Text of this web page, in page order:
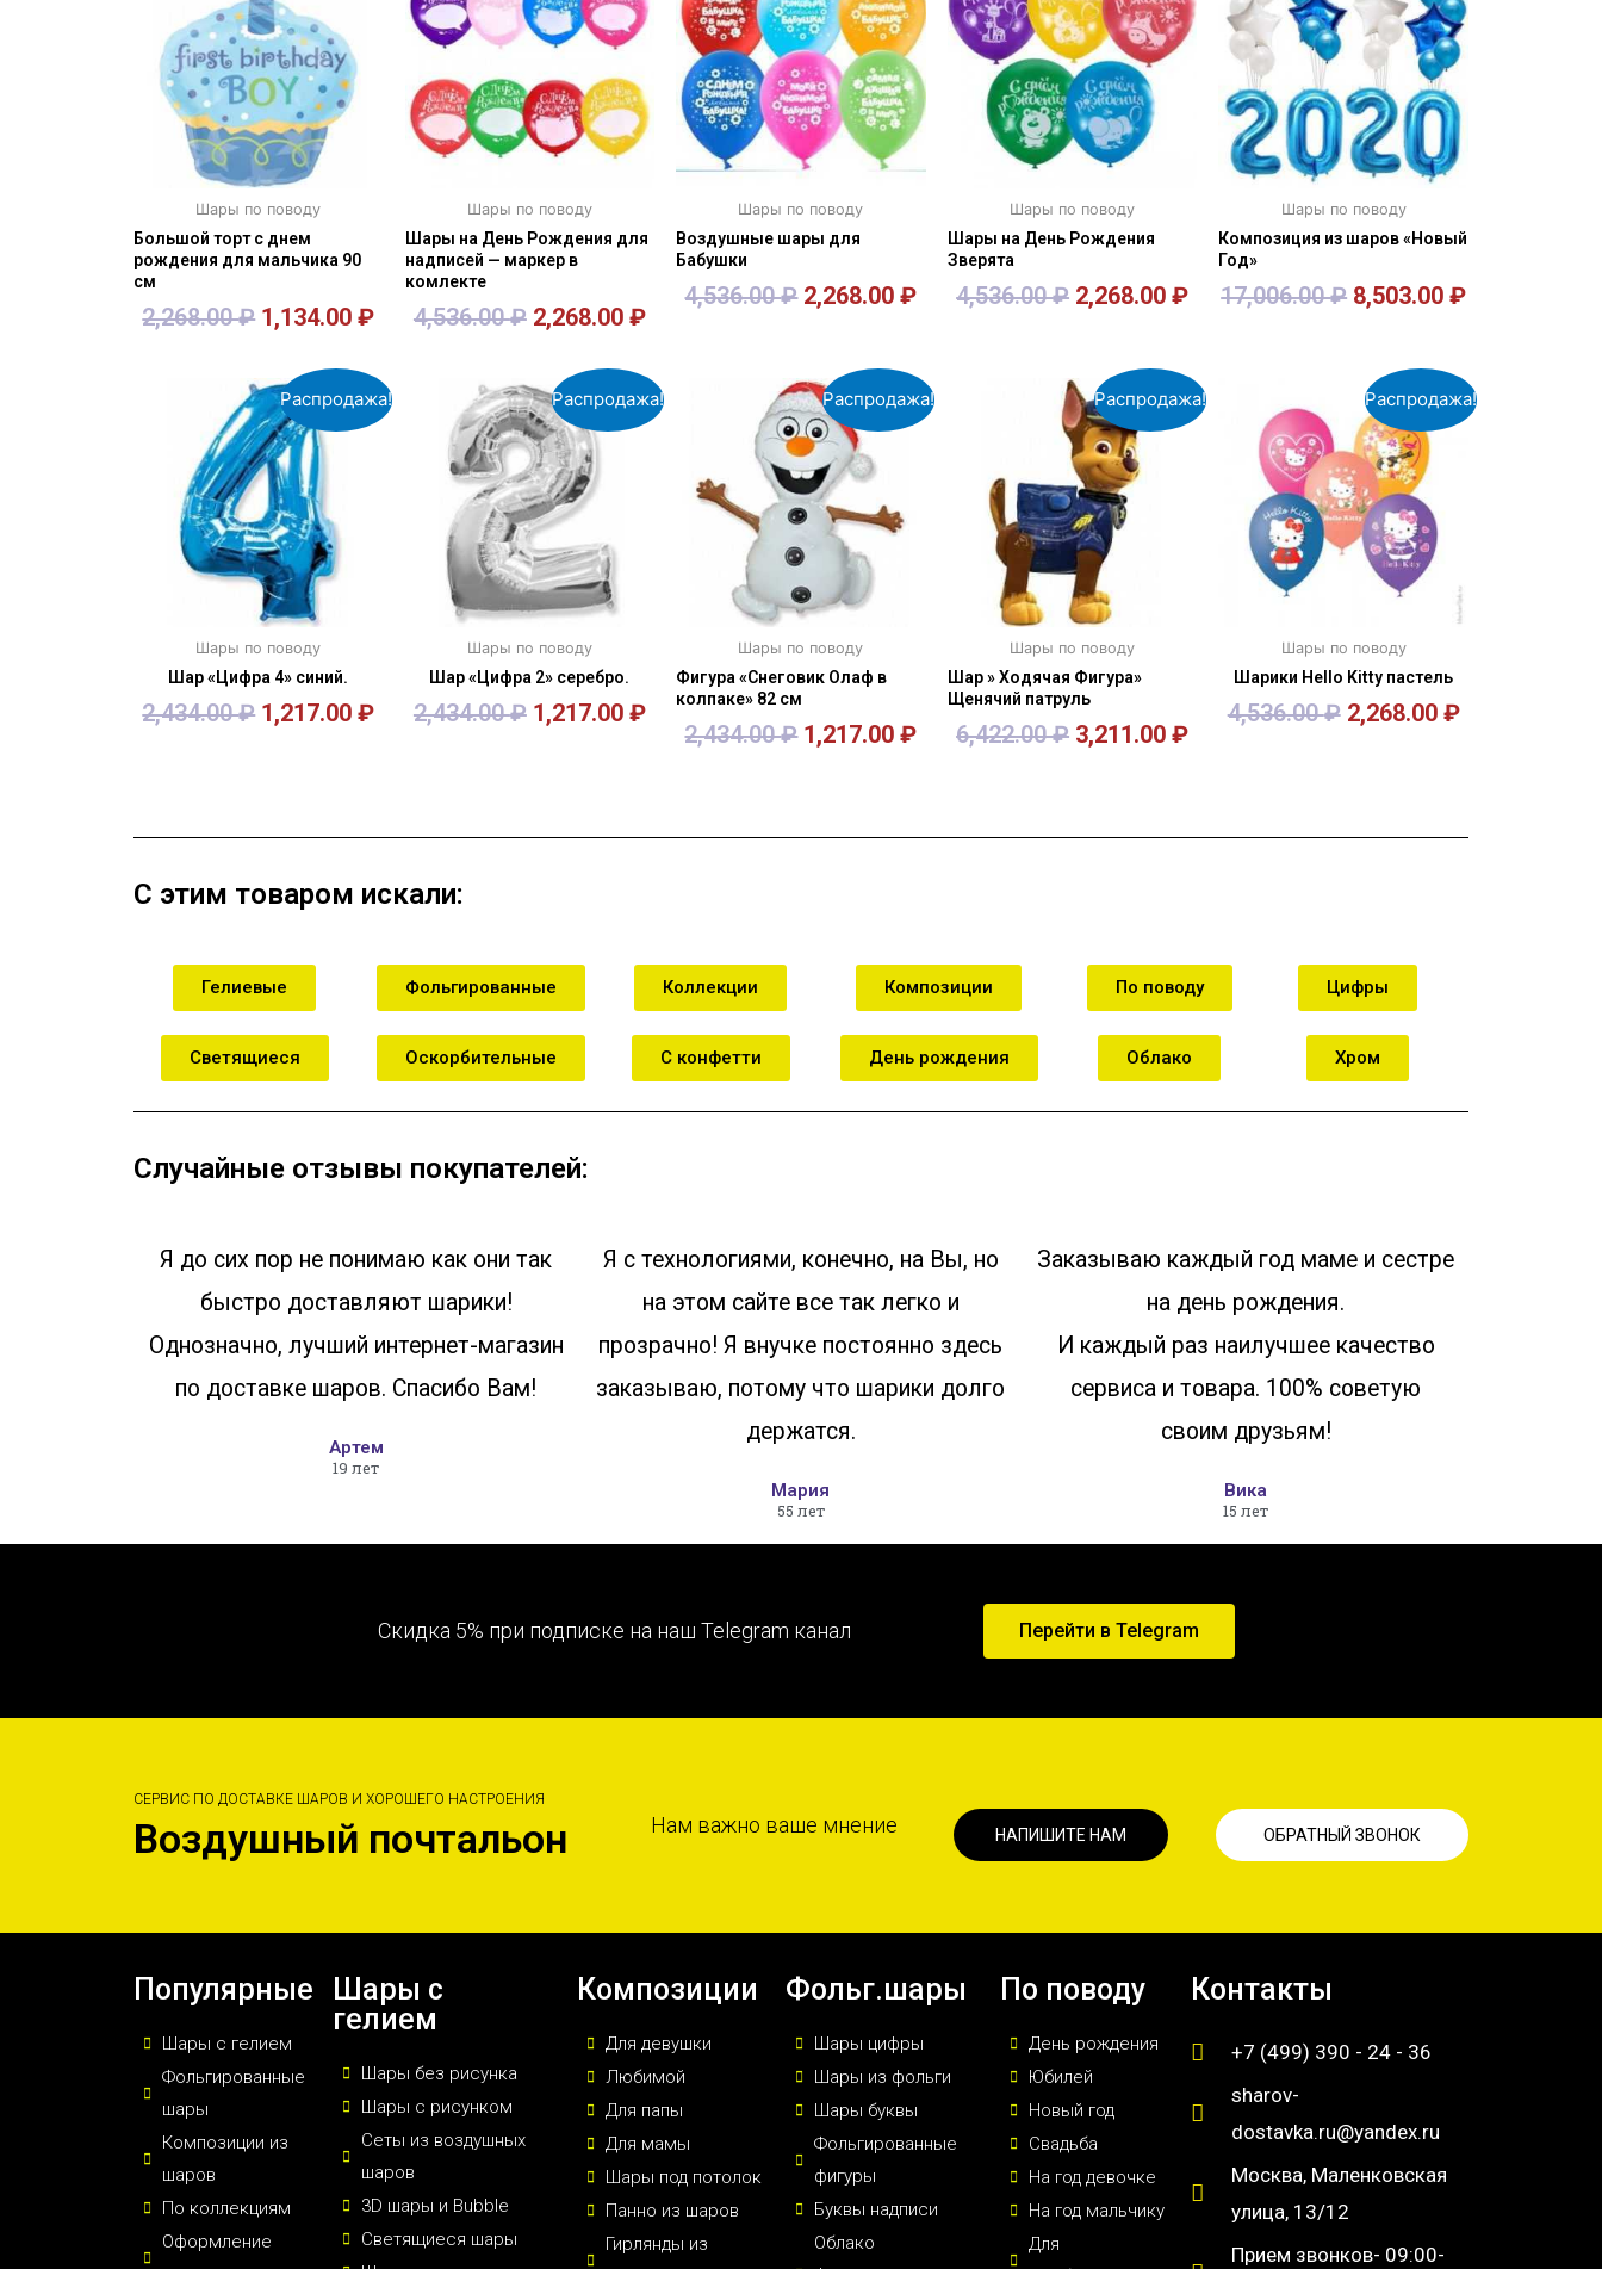
Шары по поводу
Большой торт с днем
рождения для мальчика 90
см
2,268.00₽ 1,134.00₽
Шары по поводу
Шары на День Рождения для
надписей — маркер в
комлекте
4,536.00₽ 2,268.00 ₽
Шары по поводу
Воздушные шары для
Бабушки
4,536.00₽ 2,268.00₽
Шары по поводу
Шары на День Рождения
Зверята
4,536.00₽ 2,268.00₽
Шары по поводу
Композиция из шаров «Новый
Год»
17,006.00₽ 8,503.00₽
Распродажа!
Шары по поводу
Шар «Цифра 4» синий.
2,434.00₽ 1,217.00₽
Распродажа!
Шары по поводу
Шар «Цифра 2» серебро.
2,434.00₽ 1,217.00 ₽
Распродажа!
Шары по поводу
Фигура «Снеговик Олаф в
колпаке» 82 см
2,434.00₽ 1,217.00₽
Распродажа!
Шары по поводу
Шар » Ходячая Фигура»
Щенячий патруль
6,422.00₽ 3,211.00₽
Распродажа!
Шары по поводу
Шарики Hello Kitty пастель
4,536.00₽ 2,268.00 ₽
С этим товаром искали:
Гелиевые
Светящиеся
Фольгированные
Оскорбительные
Коллекции
С конфетти
Композиции
День рождения
По поводу
Облако
Цифры
Хром
Случайные отзывы покупателей:
Я до сих пор не понимаю как они так
быстро доставляют шарики!
Однозначно, лучший интернет-магазин
по доставке шаров. Спасибо Вам!
Артем
19 лет
Я с технологиями, конечно, на Вы, но
на этом сайте все так легко и
прозрачно! Я внучке постоянно здесь
заказываю, потому что шарики долго
держатся.
Мария
55 лет
Заказываю каждый год маме и сестре
на день рождения.
И каждый раз наилучшее качество
сервиса и товара. 100% советую
своим друзьям!
Вика
15 лет
Скидка 5% при подписке на наш Telegram канал Перейти в Telegram
СЕРВИС ПО ДОСТАВКЕ ШАРОВ И ХОРОШЕГО НАСТРОЕНИЯ
Воздушный почтальон Нам важно ваше мнение НАПИШИТЕ НАМ ОБРАТНЫЙ ЗВОНОК
Популярные
Шары с гелием
Фольгированные
шары
Композиции из
шаров
По коллекциям
Оформление
Шары с
гелием
Шары без рисунка
Шары с рисунком
Сеты из воздушных
шаров
3D шары и Bubble
Светящиеся шары
Композиции
Для девушки
Любимой
Для папы
Для мамы
Шары под потолок
Панно из шаров
Гирлянды из
Фольг.шары
Шары цифры
Шары из фольги
Шары буквы
Фольгированные
фигуры
Буквы надписи
Облако
По поводу
День рождения
Юбилей
Новый год
Свадьба
На год девочке
На год мальчику
Для
Контакты
+7 (499) 390 - 24 - 36
sharov-
dostavka.ru@yandex.ru
Москва, Маленковская
улица, 13/12
Прием звонков- 09:00-